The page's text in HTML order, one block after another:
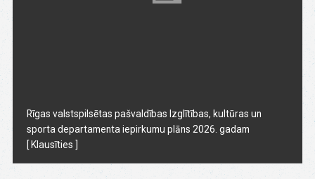
Rīgas valstspilsētas pašvaldības Izglītības, kultūras un
sporta departamenta iepirkumu plāns 2026. gadam
[ Klausīties ]